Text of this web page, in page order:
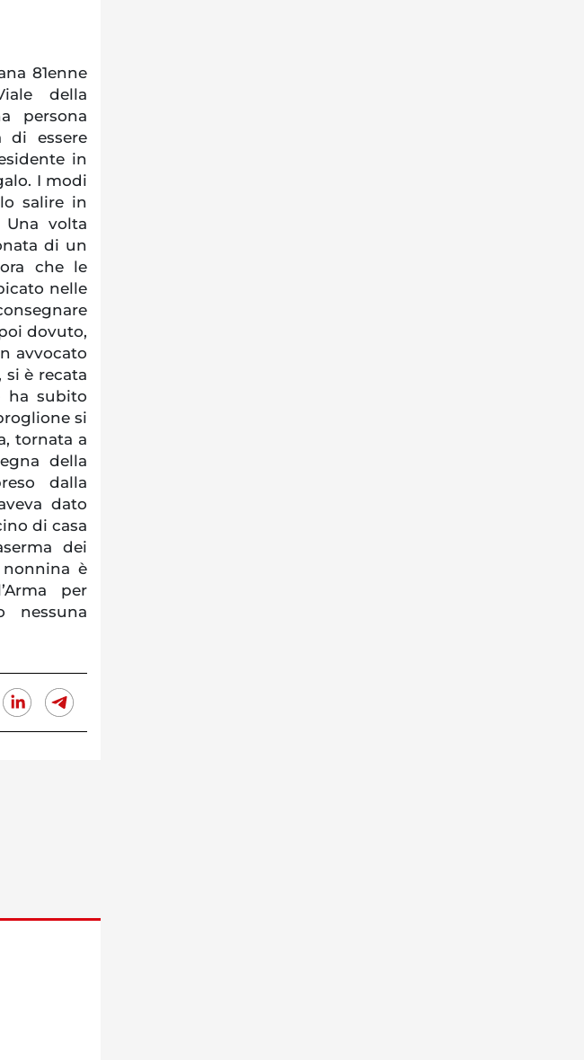
81enne
della
persona
di essere
in
I modi
salire in
volta
di un
che le
nelle
dovuto,
avvocato
si è recata
ha subito
si
tornata a
della
dalla
dato
di casa
dei
nonnina è
per
nessuna